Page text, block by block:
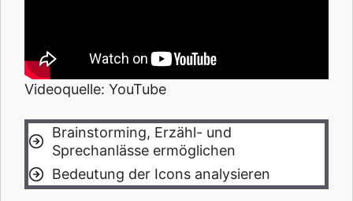
Videoquelle: YouTube
Brainstorming, Erzähl- und
Sprechanlässe ermöglichen
Bedeutung der Icons analysieren